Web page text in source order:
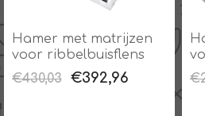
Hamer met matrijzen
voor ribbelbuisflens
€430,03
€392,96